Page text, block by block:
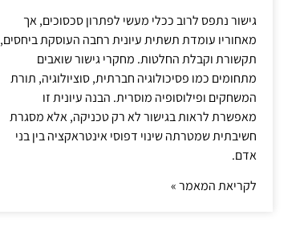
גישור נתפס לרוב ככלי מעשי לפתרון סכסוכים, אך
מאחוריו עומדת תשתית עיונית רחבה העוסקת ביחסים,
תקשורת וקבלת החלטות. מחקרי גישור שואבים
מתחומים כמו פסיכולוגיה חברתית, סוציולוגיה, תורת
המשחקים ופילוסופיה מוסרית. הבנה עיונית זו
מאפשרת לראות בגישור לא רק טכניקה, אלא מסגרת
חשיבתית שמטרתה שינוי דפוסי אינטראקציה בין בני
אדם.
לקריאת המאמר »